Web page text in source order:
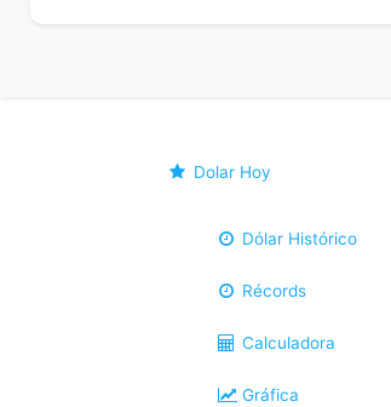
Dolar Hoy
Dólar Histórico
Récords
Calculadora
Gráfica